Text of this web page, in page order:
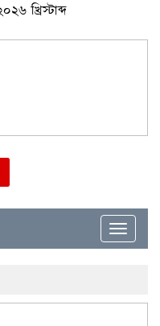
খ্রিস্টাব্দ
Toggle